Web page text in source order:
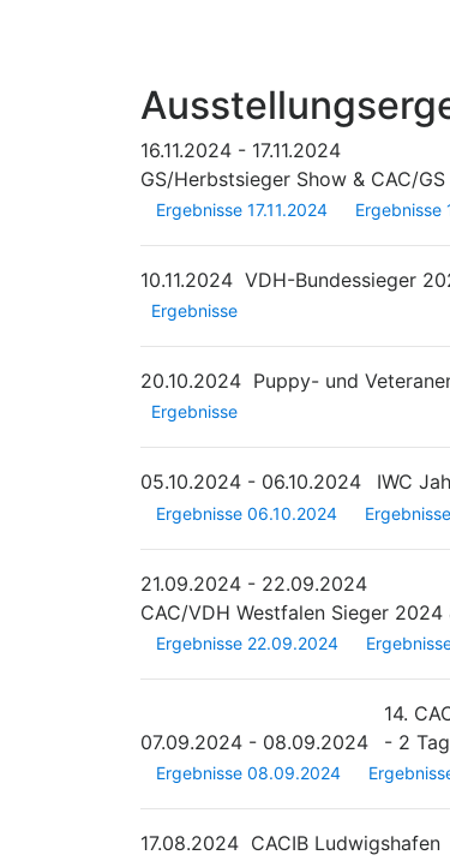
16.11.2024 - 17.11.2024
GS/Herbstsieger Show & CAC/
Ergebnisse 17.11.2024 Ergebnisse
10.11.2024 VDH-Bundessieger
Ergebnisse
20.10.2024 Puppy- und
Ergebnisse
05.10.2024 - 06.10.2024 IWC
Ergebnisse 06.10.2024
21.09.2024 - 22.09.2024
CAC/VDH Westfalen Sieger
Ergebnisse 22.09.2024
07.09.2024 - 08.09.2024
14.
- 2
Ergebnisse 08.09.2024
17.08.2024 CACIB Ludwigshafen